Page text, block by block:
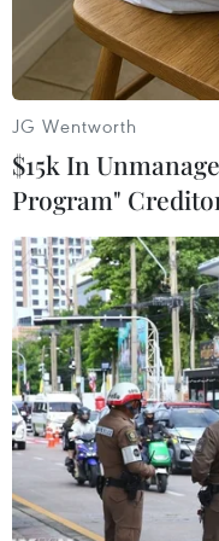
Ngoại trưởng Cuba
Theo phóng viên
cuộc họp báo
trưởng Cuba
thiện chí tiếp tục
với tinh thần hợp
JG Wentworth
$15k In
Program"